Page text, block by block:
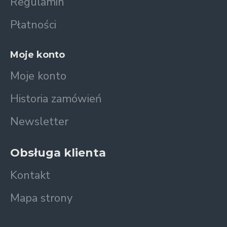
Płatności
Moje konto
Moje konto
Historia zamówień
Newsletter
Obsługa klienta
Kontakt
Mapa strony